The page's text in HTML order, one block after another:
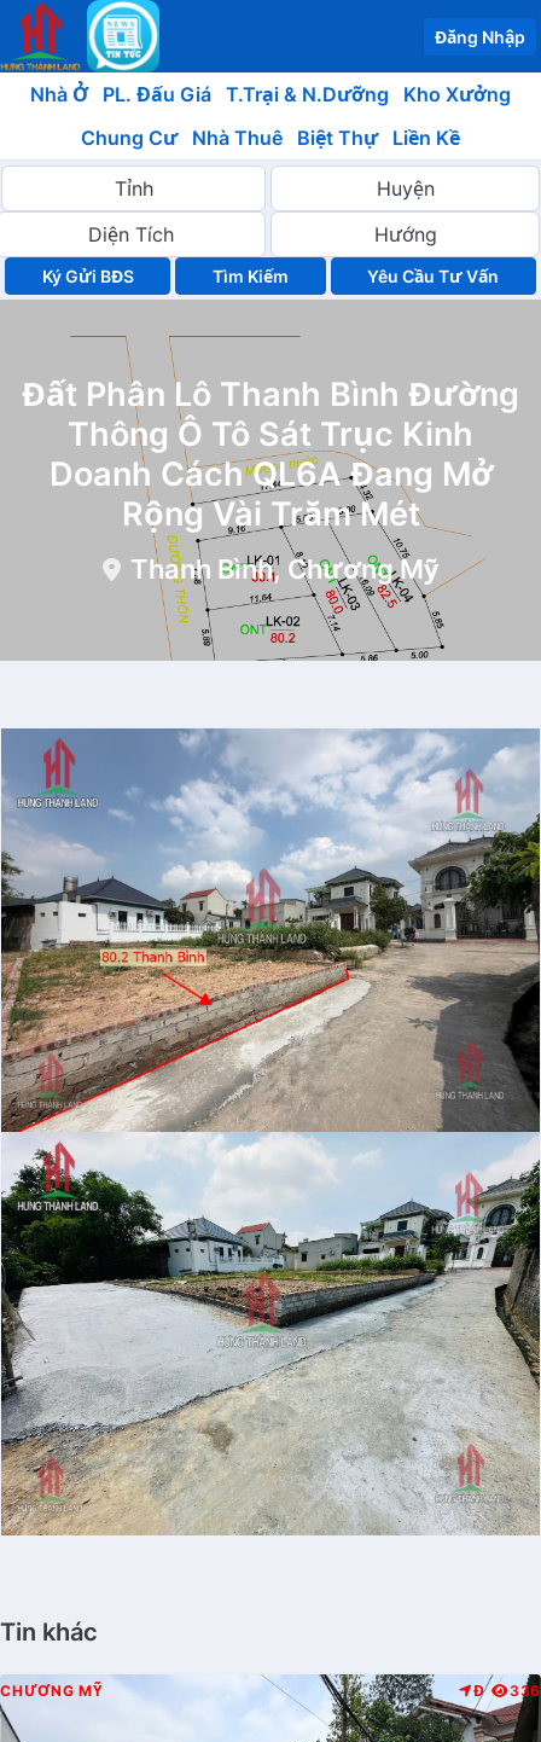
Đăng Nhập
Nhà Ở PL. Đấu Giá T.Trại & N.Dưỡng
Kho Xưởng
Chung Cư
Nhà Thuê Biệt Thự Liền Kề
Ký Gửi BĐS Yêu Cầu Tư Vấn
Đất Phân Lô Thanh Bình Đường
Thông Ô Tô Sát Trục Kinh
Doanh Cách QL6A Đang Mở
Rộng Vài Trăm Mét
Thanh Bình, Chương Mỹ
Tin khác
CHƯƠNG MỸ Đ 336